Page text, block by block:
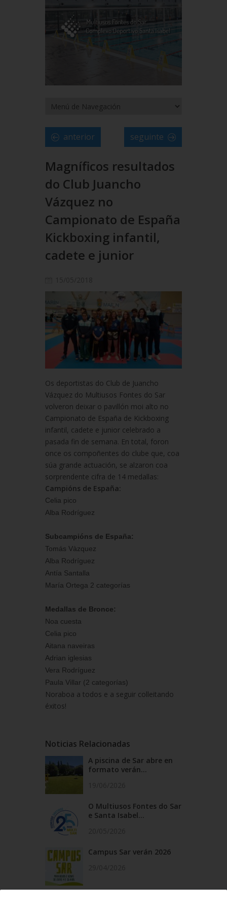
anterior seguinte
Magníficos resultados
do Club Juancho
Vázquez no
Campionato de España
Kickboxing infantil,
cadete e junior
Os deportistas do Club de Juancho
Vázquez do Multiusos Fontes do Sar
volveron deixar o pavillón moi alto no
Campionato de España de Kickboxing
infantil, cadete e junior celebrado a
pasada fin de semana. En total, foron
once os compoñentes do clube que, coa
súa grande actuación, se alzaron coa
sorprendente cifra de 14 medallas:
Campións de España:
Celia pico
Alba Rodríguez
Subcampións de España:
Tomás Vàzquez
Alba Rodríguez
Antía Santalla
María Ortega 2 categorías
Medallas de Bronce:
Noa cuesta
Celia pico
Aitana naveiras
Adrian iglesias
Vera Rodríguez
Paula Villar (2 categorías)
Noraboa a todos e a seguir colleitando
éxitos!
Noticias Relacionadas
A piscina de Sar abre en
formato verán...
O Multiusos Fontes do Sar
e Santa Isabel...
Campus Sar verán 2026